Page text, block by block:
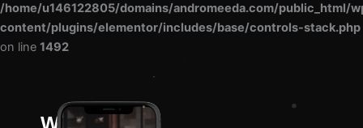
/home/u146122805/domains/andromeeda.com/public_html/
content/plugins/elementor/includes/base/controls-stack.php
on line 1492
We